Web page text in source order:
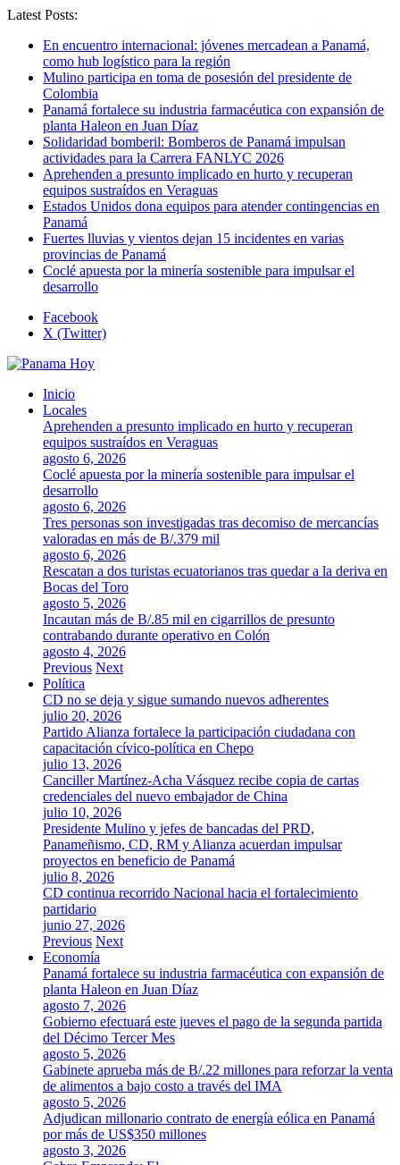
Latest Posts:
En encuentro internacional: jóvenes mercadean a Panamá,
como hub logístico para la región
Mulino participa en toma de posesión del presidente de
Colombia
Panamá fortalece su industria farmacéutica con expansión de
planta Haleon en Juan Díaz
Solidaridad bomberil: Bomberos de Panamá impulsan
actividades para la Carrera FANLYC 2026
Aprehenden a presunto implicado en hurto y recuperan
equipos sustraídos en Veraguas
Estados Unidos dona equipos para atender contingencias en
Panamá
Fuertes lluvias y vientos dejan 15 incidentes en varias
provincias de Panamá
Coclé apuesta por la minería sostenible para impulsar el
desarrollo
Facebook
X (Twitter)
Inicio
Locales
Aprehenden a presunto implicado en hurto y recuperan
equipos sustraídos en Veraguas
agosto 6, 2026
Coclé apuesta por la minería sostenible para impulsar el
desarrollo
agosto 6, 2026
Tres personas son investigadas tras decomiso de mercancías
valoradas en más de B/.379 mil
agosto 6, 2026
Rescatan a dos turistas ecuatorianos tras quedar a la deriva en
Bocas del Toro
agosto 5, 2026
Incautan más de B/.85 mil en cigarrillos de presunto
contrabando durante operativo en Colón
agosto 4, 2026
Previous Next
Política
CD no se deja y sigue sumando nuevos adherentes
julio 20, 2026
Partido Alianza fortalece la participación ciudadana con
capacitación cívico-política en Chepo
julio 13, 2026
Canciller Martínez-Acha Vásquez recibe copia de cartas
credenciales del nuevo embajador de China
julio 10, 2026
Presidente Mulino y jefes de bancadas del PRD,
Panameñismo, CD, RM y Alianza acuerdan impulsar
proyectos en beneficio de Panamá
julio 8, 2026
CD continua recorrido Nacional hacia el fortalecimiento
partidario
junio 27, 2026
Previous Next
Economía
Panamá fortalece su industria farmacéutica con expansión de
planta Haleon en Juan Díaz
agosto 7, 2026
Gobierno efectuará este jueves el pago de la segunda partida
del Décimo Tercer Mes
agosto 5, 2026
Gabinete aprueba más de B/.22 millones para reforzar la venta
de alimentos a bajo costo a través del IMA
agosto 5, 2026
Adjudican millonario contrato de energía eólica en Panamá
por más de US$350 millones
agosto 3, 2026